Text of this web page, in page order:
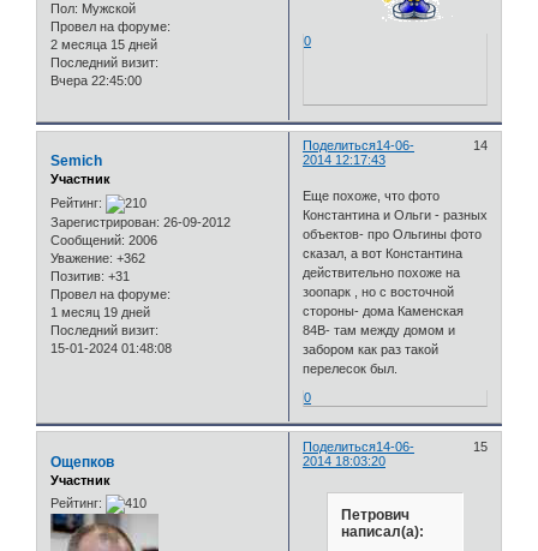
Пол: Мужской
Провел на форуме:
2 месяца 15 дней
Последний визит:
Вчера 22:45:00
0
Поделиться 14
14-06-
2014 12:17:43
Semich
Участник
Рейтинг:
Зарегистрирован: 26-09-2012
Сообщений: 2006
Уважение: +362
Позитив: +31
Провел на форуме:
1 месяц 19 дней
Последний визит:
15-01-2024 01:48:08
Еще похоже, что фото
Константина и Ольги - разных
объектов- про Ольгины фото
сказал, а вот Константина
действительно похоже на
зоопарк , но с восточной
стороны- дома Каменская
84В- там между домом и
забором как раз такой
перелесок был.
0
Поделиться 15
14-06-
2014 18:03:20
Ощепков
Участник
Рейтинг:
Петрович
написал(а):